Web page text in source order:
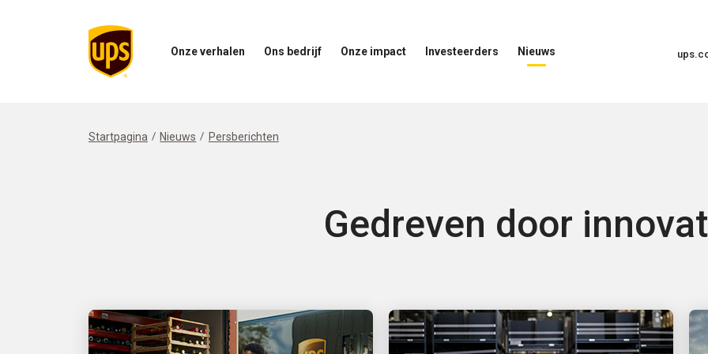
Onze verhalen
Verhalen
Ons bedrijf Onze impact Investeerders Nieuws
Startpagina Nieuws Persberichten
Gedreven door